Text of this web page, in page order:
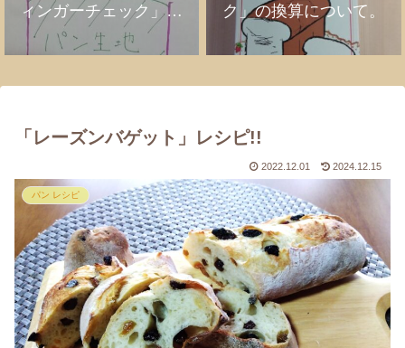
ィンガーチェック」の
話。
ク」の換算について。
「レーズンバゲット」レシピ!!
2022.12.01 2024.12.15
パン レシピ